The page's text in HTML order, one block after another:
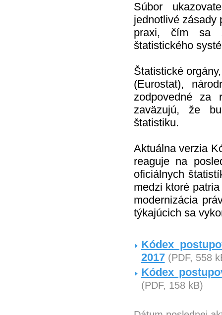
Súbor
jednotlivé zásady
praxi, čím sa
štatistického
Štatistické
(Eurostat),
zodpovedné za
zaväzujú, že
štatistiku.
Aktuálna verzia
reaguje na
oficiálnych
medzi ktoré
modernizácia
týkajúcich sa
Kódex
2017 (PDF, 558
Kódex
(PDF, 158 kB)